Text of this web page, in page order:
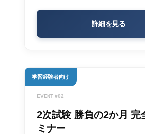
詳細を見る
学習経験者向け
EVENT #02
2次試験 勝負の2か月 完
ミナー